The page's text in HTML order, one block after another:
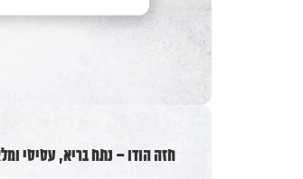
חזה הודו – נתח בריא, עסיסי